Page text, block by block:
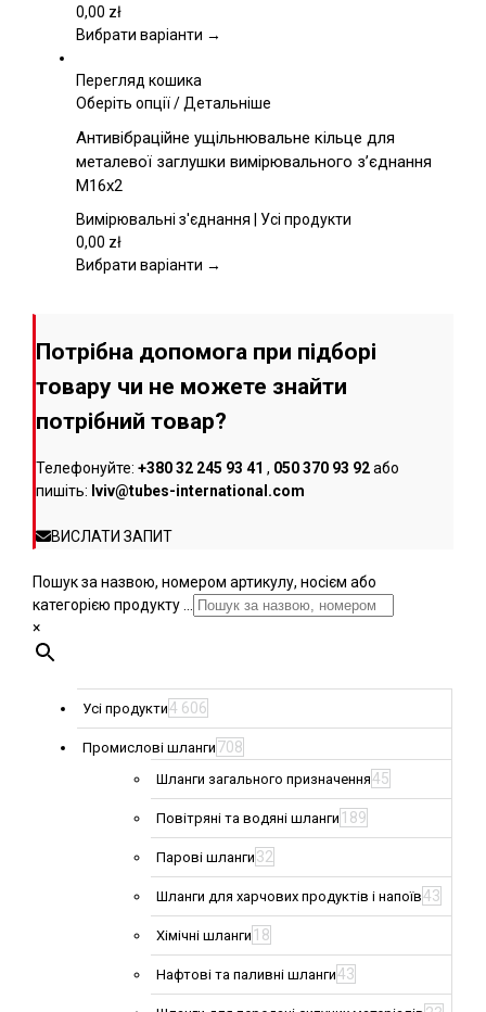
на
товару
0,00 zł
Вибрати варіанти →
Перегляд кошика
Оберіть опціїЦей
має
кілька
Параметри
вибрати
/Детальніше
Антивібраційне ущільнювальне кільце для
металевої заглушки вимірювального з’єднання
M16x2
Вимірювальні з'єднання | Усі продукти
0,00 zł
Вибрати варіанти →
Потрібна допомога при підборі
товару чи не можете знайти
потрібний товар?
Телефонуйте: +380 32 245 93 41 , 050 370 93 92або
пишіть: lviv@tubes-international.com
ВИСЛАТИ ЗАПИТ
Пошук за назвою, номером артикулу, носієм або
категорією продукту ...
×
Усі продукти4 606
Промислові шланги 708
Шланги загального призначення45
Повітряні та водяні шланги 189
Парові шланги 32
Шланги для харчових продуктів і напоїв43
Хімічні шланги 18
Нафтові та паливні шланги43